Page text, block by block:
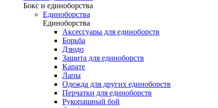
Бокс и единоборства
Единоборства
Единоборства
Аксессуары для единоборств
Борьба
Дзюдо
Защита для единоборств
Карате
Лапы
Одежда для других единоборств
Перчатки для единоборств
Рукопашный бой